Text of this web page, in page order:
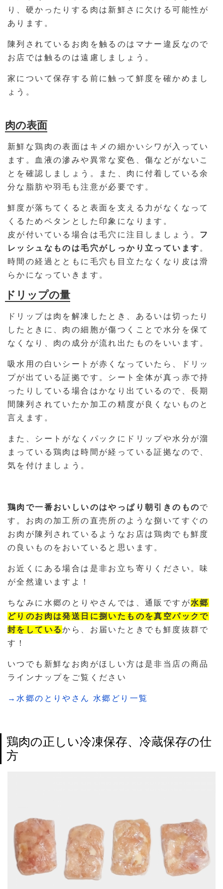
り、硬かったりする肉は新鮮さに欠ける可能性が
あります。
陳列されているお肉を触るのはマナー違反なので
お店では触るのは遠慮しましょう。
家について保存する前に触って鮮度を確かめまし
ょう。
肉の表面
新鮮な鶏肉の表面はキメの細かいシワが入ってい
ます。血液の滲みや異常な変色、傷などがないこ
とを確認しましょう。また、肉に付着している余
分な脂肪や羽毛も注意が必要です。
鮮度が落ちてくると表面を支える力がなくなって
くるためペタンとした印象になります。
皮が付いている場合は毛穴に注目しましょう。 フ
レッシュなものは毛穴がしっかり立っています 。
時間の経過とともに毛穴も目立たなくなり皮は滑
らかになっていきます。
ドリップの量
ドリップは肉を解凍したとき、あるいは切ったり
したときに、肉の細胞が傷つくことで水分を保て
なくなり、肉の成分が流れ出たものをいいます。
吸水用の白いシートが赤くなっていたら、ドリッ
プが出ている証拠です。シート全体が真っ赤で持
ったりしている場合はかなり出ているので、長期
間陳列されていたか加工の精度が良くないものと
言えます。
また、シートがなくパックにドリップや水分が溜
まっている鶏肉は時間が経っている証拠なので、
気を付けましょう。
鶏肉で一番おいしいのはやっぱり朝引きのもので
す。お肉の加工所の直売所のような捌いてすぐの
お肉が陳列されているようなお店は鶏肉でも鮮度
の良いものをおいていると思います。
お近くにある場合は是非お立ち寄りください。味
が全然違いますよ！
ちなみに水郷のとりやさんでは、通販ですが水郷
どりのお肉は発送日に捌いたものを真空パックで
封をしているから、お届いたときでも鮮度抜群で
す！
いつでも新鮮なお肉がほしい方は是非当店の商品
ラインナップをご覧ください
→水郷のとりやさん 水郷どり一覧
鶏肉の正しい冷凍保存、冷蔵保存の仕
方